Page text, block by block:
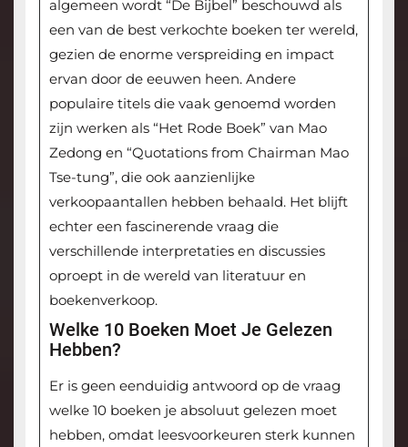
algemeen wordt “De Bijbel” beschouwd als
een van de best verkochte boeken ter wereld,
gezien de enorme verspreiding en impact
ervan door de eeuwen heen. Andere
populaire titels die vaak genoemd worden
zijn werken als “Het Rode Boek” van Mao
Zedong en “Quotations from Chairman Mao
Tse-tung”, die ook aanzienlijke
verkoopaantallen hebben behaald. Het blijft
echter een fascinerende vraag die
verschillende interpretaties en discussies
oproept in de wereld van literatuur en
boekenverkoop.
Welke 10 Boeken Moet Je Gelezen
Hebben?
Er is geen eenduidig antwoord op de vraag
welke 10 boeken je absoluut gelezen moet
hebben, omdat leesvoorkeuren sterk kunnen